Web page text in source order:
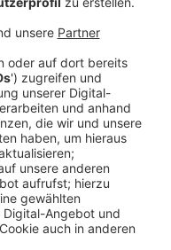
an vielen Stellen
eine größtmögliche
beliebte Kabarettreihe
ist sicher Mirja Boes zu
und aus diversen TV-
wie Thomas
zurück nach
Gymnasiums